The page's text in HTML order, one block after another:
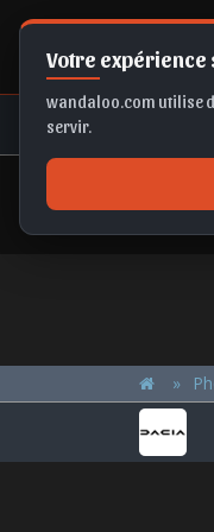
Votre
wandaloo.com utilise
servir.